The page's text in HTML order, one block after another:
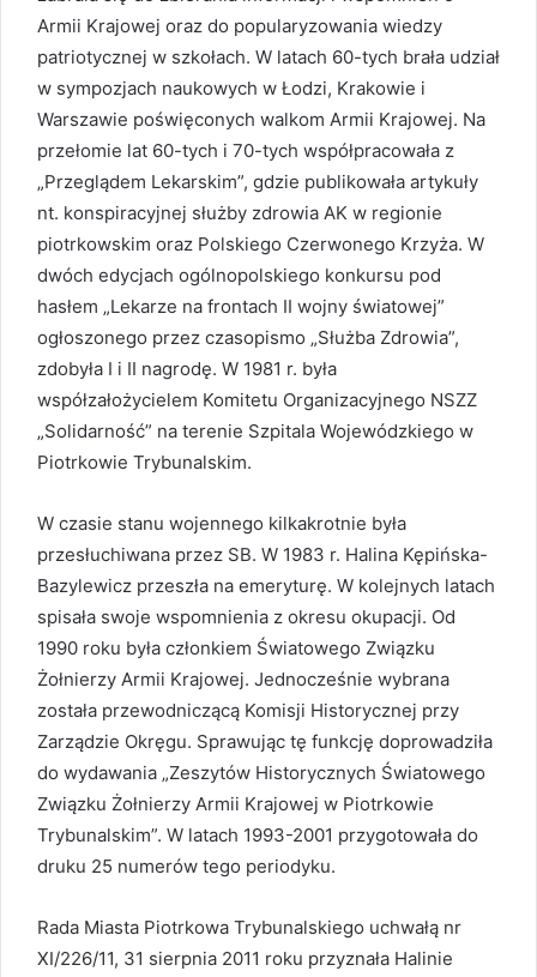
Armii Krajowej oraz do popularyzowania wiedzy
patriotycznej w szkołach. W latach 60-tych brała udział
w sympozjach naukowych w Łodzi, Krakowie i
Warszawie poświęconych walkom Armii Krajowej. Na
przełomie lat 60-tych i 70-tych współpracowała z
„Przeglądem Lekarskim”, gdzie publikowała artykuły
nt. konspiracyjnej służby zdrowia AK w regionie
piotrkowskim oraz Polskiego Czerwonego Krzyża. W
dwóch edycjach ogólnopolskiego konkursu pod
hasłem „Lekarze na frontach II wojny światowej”
ogłoszonego przez czasopismo „Służba Zdrowia”,
zdobyła I i II nagrodę. W 1981 r. była
współzałożycielem Komitetu Organizacyjnego NSZZ
„Solidarność” na terenie Szpitala Wojewódzkiego w
Piotrkowie Trybunalskim.
W czasie stanu wojennego kilkakrotnie była
przesłuchiwana przez SB. W 1983 r. Halina Kępińska-
Bazylewicz przeszła na emeryturę. W kolejnych latach
spisała swoje wspomnienia z okresu okupacji. Od
1990 roku była członkiem Światowego Związku
Żołnierzy Armii Krajowej. Jednocześnie wybrana
została przewodniczącą Komisji Historycznej przy
Zarządzie Okręgu. Sprawując tę funkcję doprowadziła
do wydawania „Zeszytów Historycznych Światowego
Związku Żołnierzy Armii Krajowej w Piotrkowie
Trybunalskim”. W latach 1993-2001 przygotowała do
druku 25 numerów tego periodyku.
Rada Miasta Piotrkowa Trybunalskiego uchwałą nr
XI/226/11, 31 sierpnia 2011 roku przyznała Halinie